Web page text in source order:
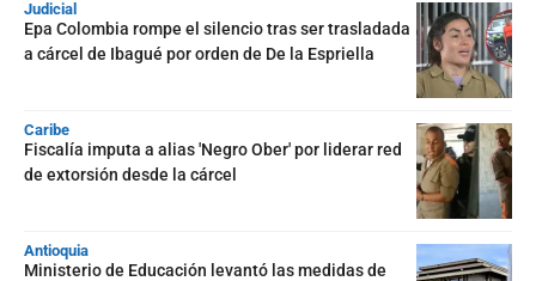
Judicial
Epa Colombia rompe el silencio tras ser trasladada
a cárcel de Ibagué por orden de De la Espriella
Caribe
Fiscalía imputa a alias 'Negro Ober' por liderar red
de extorsión desde la cárcel
Antioquia
Ministerio de Educación levantó las medidas de